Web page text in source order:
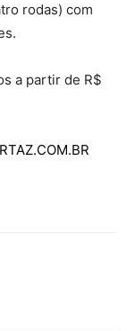
rodas) com
a partir de R$